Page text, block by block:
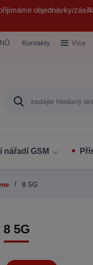
objednávky/
Kontakty Více
nářadí GSM
8 5G
8 5G